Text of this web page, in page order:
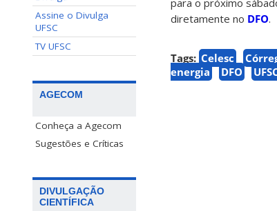
Assine o Divulga
UFSC
TV UFSC
AGECOM
Conheça a Agecom
Sugestões e Críticas
DIVULGAÇÃO
CIENTÍFICA
para o próximo
diretamente no DFO.
Tags: Celesc
energia
DFO